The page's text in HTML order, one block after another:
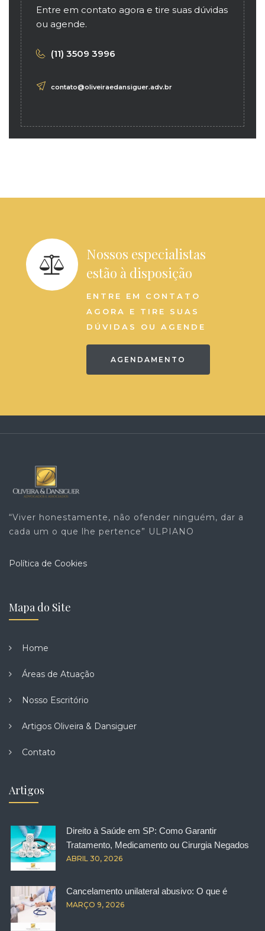
Entre em contato agora e tire suas dúvidas
ou agende.
(11) 3509 3996
contato@oliveiraedansiguer.adv.br
Nossos especialistas
estão à disposição
ENTRE EM CONTATO
AGORA E TIRE SUAS
DÚVIDAS OU AGENDE
AGENDAMENTO
“Viver honestamente, não ofender ninguém, dar a
cada um o que lhe pertence” ULPIANO
Política de Cookies
Mapa do Site
Home
Áreas de Atuação
Nosso Escritório
Artigos Oliveira & Dansiguer
Contato
Artigos
Direito à Saúde em SP: Como Garantir
Tratamento, Medicamento ou Cirurgia Negados
ABRIL 30, 2026
Cancelamento unilateral abusivo: O que é
MARÇO 9, 2026